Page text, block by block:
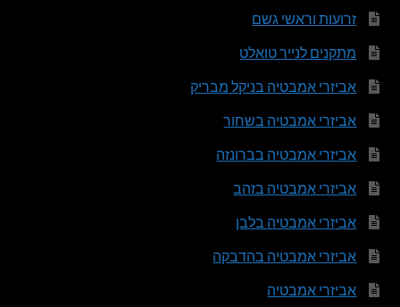
זרועות וראשי גשם
מתקנים לנייר טואלט
אביזרי אמבטיה בניקל מבריק
אביזרי אמבטיה בשחור
אביזרי אמבטיה בברונזה
אביזרי אמבטיה בזהב
אביזרי אמבטיה בלבן
אביזרי אמבטיה בהדבקה
אביזרי אמבטיה